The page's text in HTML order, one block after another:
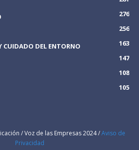
276
256
CUIDADO DEL ENTORNO
163
147
108
105
/ Voz de las Empresas 2024 /Aviso de
Privacidad